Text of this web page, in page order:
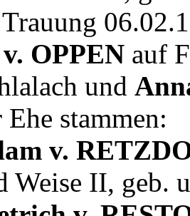
v. OPPEN auf
und
stammen:
v.
Weise II, geb.